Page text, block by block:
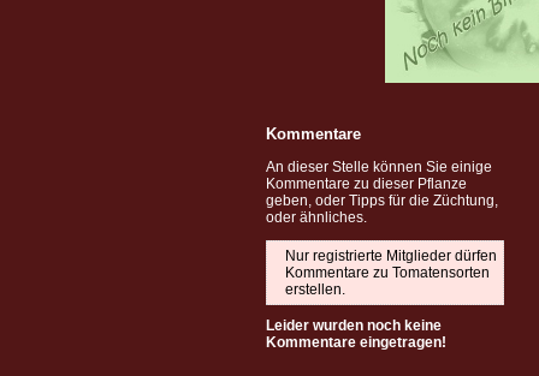
Kommentare
An dieser Stelle können Sie einige
Kommentare zu dieser Pflanze
geben, oder Tipps für die Züchtung,
oder ähnliches.
Nur registrierte Mitglieder dürfen
Kommentare zu Tomatensorten
erstellen.
Leider wurden noch keine
Kommentare eingetragen!